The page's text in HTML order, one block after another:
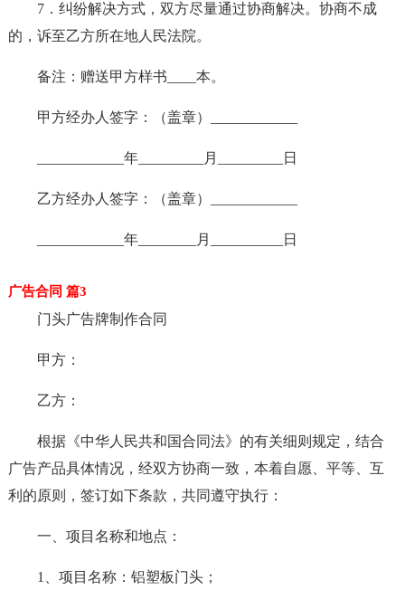
7．纠纷解决方式，双方尽量通过协商解决。协商不成
的，诉至乙方所在地人民法院。
备注：赠送甲方样书____本。
甲方经办人签字：（盖章）____________
____________年_________月_________日
乙方经办人签字：（盖章）____________
____________年________月__________日
广告合同 篇3
门头广告牌制作合同
甲方：
乙方：
根据《中华人民共和国合同法》的有关细则规定，结合
广告产品具体情况，经双方协商一致，本着自愿、平等、互
利的原则，签订如下条款，共同遵守执行：
一、项目名称和地点：
1、项目名称：铝塑板门头；